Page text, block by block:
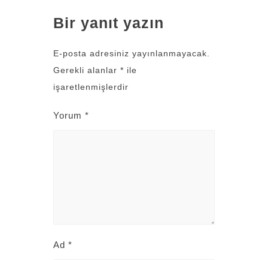
Bir yanıt yazın
E-posta adresiniz yayınlanmayacak.
Gerekli alanlar * ile
işaretlenmişlerdir
Yorum *
Ad *